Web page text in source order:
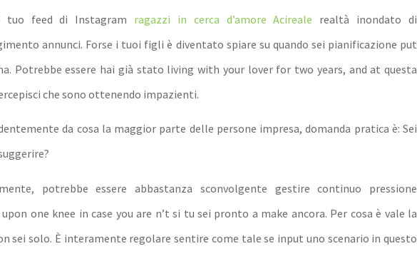
tuo feed di Instagram ragazzi in cerca d’amore Acireale realtà inondato di
annunci. Forse i tuoi figli è diventato spiare su quando sei pianificazione put
Potrebbe essere hai già stato living with your lover for two years, and at questa
che sono ottenendo impazienti.
da cosa la maggior parte delle persone impresa, domanda pratica è: Sei
potrebbe essere abbastanza sconvolgente gestire continuo pressione
upon one knee in case you are n’t si tu sei pronto a make ancora. Per cosa è vale la
sei solo. È interamente regolare sentire come tale se input uno scenario in questo